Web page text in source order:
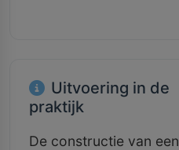
Uitvoering in de
praktijk
De constructie van een